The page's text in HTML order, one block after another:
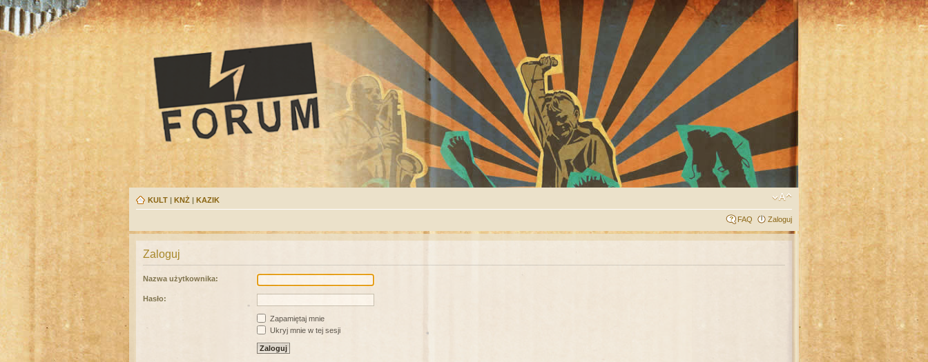
KULT | KNŻ | KAZIK
FAQ Zaloguj
Zaloguj
Nazwa użytkownika:
Hasło:
Zapamiętaj mnie
Ukryj mnie w tej sesji